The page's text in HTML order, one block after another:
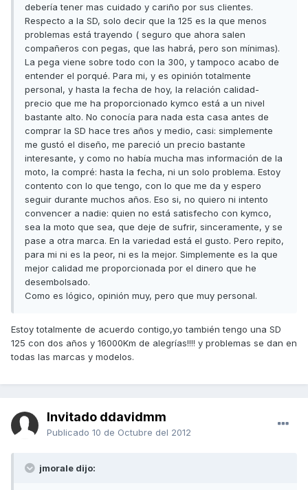
debería tener mas cuidado y cariño por sus clientes.
Respecto a la SD, solo decir que la 125 es la que menos
problemas está trayendo ( seguro que ahora salen
compañeros con pegas, que las habrá, pero son mínimas).
La pega viene sobre todo con la 300, y tampoco acabo de
entender el porqué. Para mi, y es opinión totalmente
personal, y hasta la fecha de hoy, la relación calidad-
precio que me ha proporcionado kymco está a un nivel
bastante alto. No conocía para nada esta casa antes de
comprar la SD hace tres años y medio, casi: simplemente
me gustó el diseño, me pareció un precio bastante
interesante, y como no había mucha mas información de la
moto, la compré: hasta la fecha, ni un solo problema. Estoy
contento con lo que tengo, con lo que me da y espero
seguir durante muchos años. Eso si, no quiero ni intento
convencer a nadie: quien no está satisfecho con kymco,
sea la moto que sea, que deje de sufrir, sinceramente, y se
pase a otra marca. En la variedad está el gusto. Pero repito,
para mi ni es la peor, ni es la mejor. Simplemente es la que
mejor calidad me proporcionada por el dinero que he
desembolsado.
Como es lógico, opinión muy, pero que muy personal.
Estoy totalmente de acuerdo contigo,yo también tengo una SD
125 con dos años y 16000Km de alegrías!!!! y problemas se dan en
todas las marcas y modelos.
Invitado ddavidmm
Publicado 10 de Octubre del 2012
jmorale dijo: